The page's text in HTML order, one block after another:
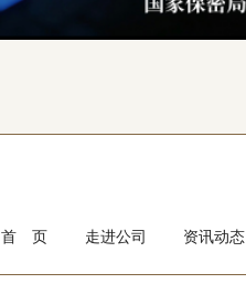
首 页 走进公司 资讯动态